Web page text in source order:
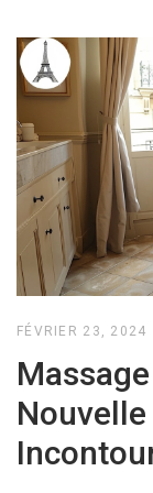
FÉVRIER 23, 2024